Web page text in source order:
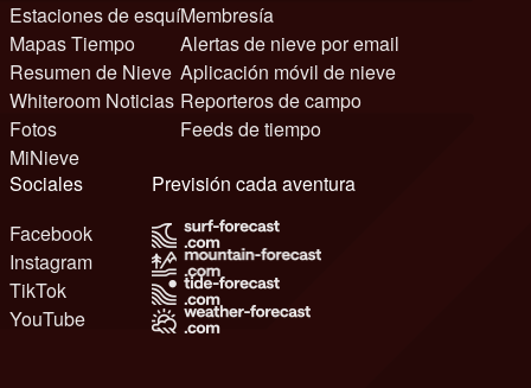
Estaciones de esquí
Mapas Tiempo
Resumen de Nieve
Whiteroom Noticias
Fotos
MiNieve
Membresía
Alertas de nieve por email
Aplicación móvil de nieve
Reporteros de campo
Feeds de tiempo
Sociales
Facebook
Instagram
TikTok
YouTube
Previsión cada aventura